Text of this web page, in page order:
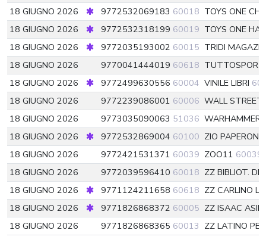
18 GIUGNO 2026
9772532069183 60018 TOYS ONE
18 GIUGNO 2026
9772532318199 60019 TOYS ONE
18 GIUGNO 2026
9772035193002 60015 TRIDI
18 GIUGNO 2026
9770041444019 60618
18 GIUGNO 2026
9772499630556 60004 VINILE LIBRI
18 GIUGNO 2026
9772239086001 60006 WALL
18 GIUGNO 2026
9773035090063 51036 WARHAMMER
18 GIUGNO 2026
9772532869004 60100 ZIO PAPERONE
18 GIUGNO 2026
9772421531371 60039 ZOO11 60039
18 GIUGNO 2026
9772039596410 60018 ZZ BIBLIOT.
18 GIUGNO 2026
9771124211658 60618 ZZ CARLINO
18 GIUGNO 2026
9771826868372 60005 ZZ ISAAC
18 GIUGNO 2026
9771826868365 60013 ZZ LATINO